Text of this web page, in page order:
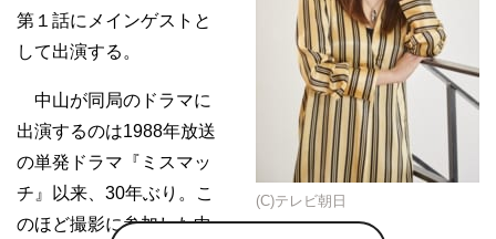
(C)テレビ朝日
第１話にメインゲストと
して出演する。
中山が同局のドラマに
出演するのは1988年放送
の単発ドラマ『ミスマッ
チ』以来、30年ぶり。こ
のほど撮影に参加した中